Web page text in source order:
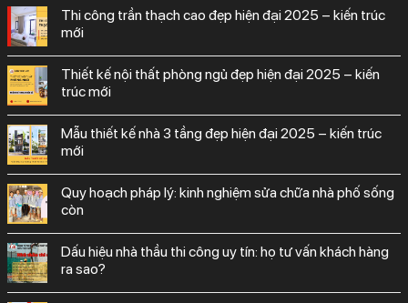
thi công trần thạch cao đẹp hiện đại 2025 – kiến trúc
mới
thiết kế nội thất phòng ngủ đẹp hiện đại 2025 – kiến
trúc mới
mẫu thiết kế nhà 3 tầng đẹp hiện đại 2025 – kiến trúc
mới
quy hoạch pháp lý: kinh nghiệm sửa chữa nhà phố sống
còn
dấu hiệu nhà thầu thi công uy tín: họ tư vấn khách hàng
ra sao?